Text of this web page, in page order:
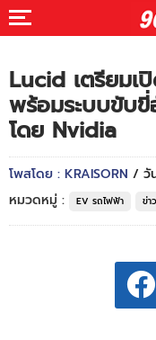
Lucid เตรียมเ
พร้อมระบบขับ
โดย Nvidia
โพสโดย : KRAISORN / วั
หมวดหมู่ :
EV รถไฟฟ้า ข่า